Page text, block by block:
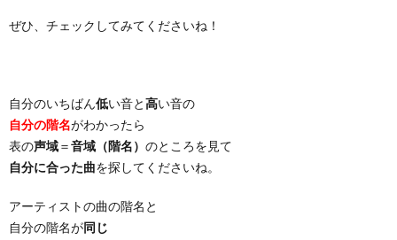
ぜひ、チェックしてみてくださいね！
自分のいちばん低い音と高い音の
自分の階名がわかったら
表の声域＝音域（階名） のところを見て
自分に合った曲を探してくださいね。
アーティストの曲の階名と
自分の階名が同じ